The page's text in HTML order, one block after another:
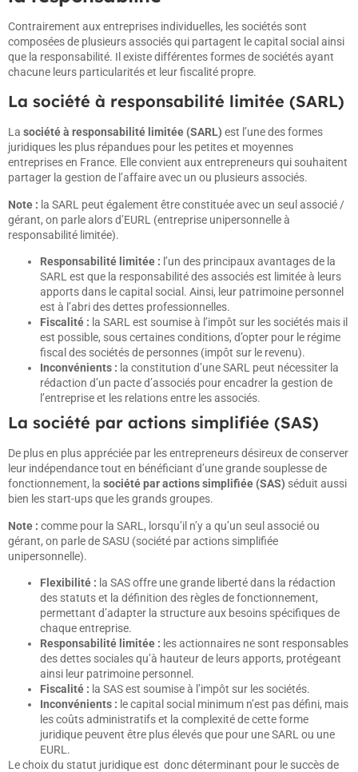
Contrairement aux entreprises individuelles, les sociétés sont
composées de plusieurs associés qui partagent le capital social ainsi
que la responsabilité. Il existe différentes formes de sociétés ayant
chacune leurs particularités et leur fiscalité propre.
La société à responsabilité limitée (SARL)
La société à responsabilité limitée (SARL) est l’une des formes
juridiques les plus répandues pour les petites et moyennes
entreprises en France. Elle convient aux entrepreneurs qui souhaitent
partager la gestion de l’affaire avec un ou plusieurs associés.
Note : la SARL peut également être constituée avec un seul associé /
gérant, on parle alors d’EURL (entreprise unipersonnelle à
responsabilité limitée).
Responsabilité limitée : l’un des principaux avantages de la
SARL est que la responsabilité des associés est limitée à leurs
apports dans le capital social. Ainsi, leur patrimoine personnel
est à l’abri des dettes professionnelles.
Fiscalité : la SARL est soumise à l’impôt sur les sociétés mais il
est possible, sous certaines conditions, d’opter pour le régime
fiscal des sociétés de personnes (impôt sur le revenu).
Inconvénients : la constitution d’une SARL peut nécessiter la
rédaction d’un pacte d’associés pour encadrer la gestion de
l’entreprise et les relations entre les associés.
La société par actions simplifiée (SAS)
De plus en plus appréciée par les entrepreneurs désireux de conserver
leur indépendance tout en bénéficiant d’une grande souplesse de
fonctionnement, la société par actions simplifiée (SAS) séduit aussi
bien les start-ups que les grands groupes.
Note : comme pour la SARL, lorsqu’il n’y a qu’un seul associé ou
gérant, on parle de SASU (société par actions simplifiée
unipersonnelle).
Flexibilité : la SAS offre une grande liberté dans la rédaction
des statuts et la définition des règles de fonctionnement,
permettant d’adapter la structure aux besoins spécifiques de
chaque entreprise.
Responsabilité limitée : les actionnaires ne sont responsables
des dettes sociales qu’à hauteur de leurs apports, protégeant
ainsi leur patrimoine personnel.
Fiscalité : la SAS est soumise à l’impôt sur les sociétés.
Inconvénients : le capital social minimum n’est pas défini, mais
les coûts administratifs et la complexité de cette forme
juridique peuvent être plus élevés que pour une SARL ou une
EURL.
Le choix du statut juridique est donc déterminant pour le succès de